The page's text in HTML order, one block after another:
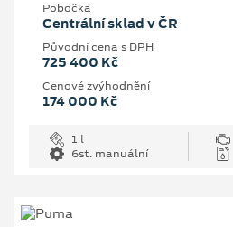
Pobočka
Centrální sklad v ČR
Původní cena s DPH
725 400 Kč
Cenové zvýhodnění
174 000 Kč
1 l
6st. manuální